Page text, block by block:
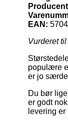
EAN:
Vurderet til
populære
er jo
Du bør
er godt
levering